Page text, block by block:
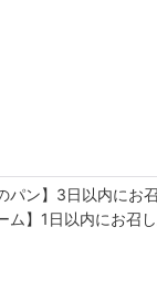
パン】3日以内にお
ム】1日以内にお召